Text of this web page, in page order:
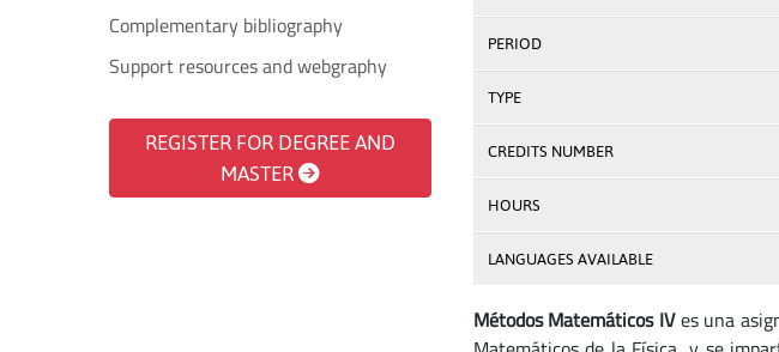
Complementary bibliography
Support resources and webgraphy
REGISTER FOR DEGREE AND
MASTER
PERIOD
TYPE
CREDITS NUMBER
HOURS
LANGUAGES AVAILABLE
Métodos Matemáticos IVes una